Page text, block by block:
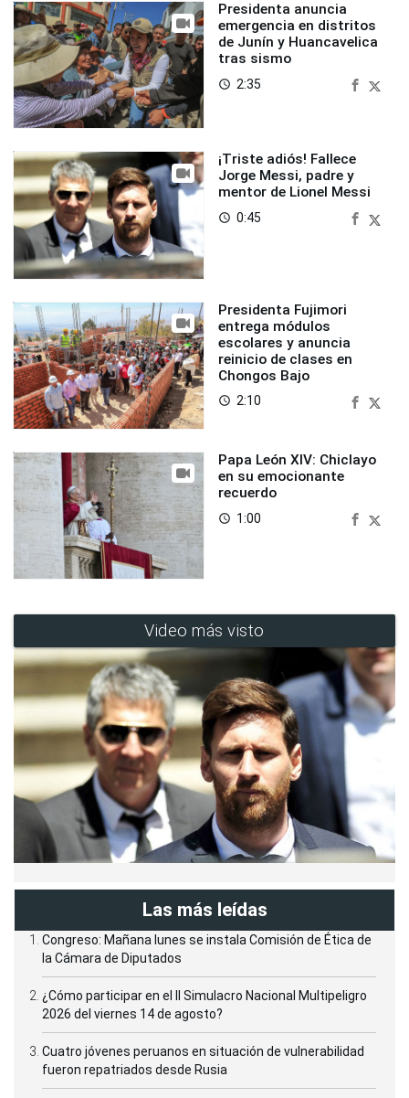
Presidenta anuncia
emergencia en distritos
de Junín y Huancavelica
tras sismo
access_time 2:35
¡Triste adiós! Fallece
Jorge Messi, padre y
mentor de Lionel Messi
access_time 0:45
Presidenta Fujimori
entrega módulos
escolares y anuncia
reinicio de clases en
Chongos Bajo
access_time 2:10
Papa León XIV: Chiclayo
en su emocionante
recuerdo
access_time 1:00
Video más visto
Las más leídas
Congreso: Mañana lunes se instala Comisión de Ética de
la Cámara de Diputados
¿Cómo participar en el II Simulacro Nacional Multipeligro
2026 del viernes 14 de agosto?
Cuatro jóvenes peruanos en situación de vulnerabilidad
fueron repatriados desde Rusia